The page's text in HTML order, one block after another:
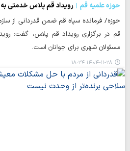
حوزه علمیه قم
رویداد قم پلاس خدمتی
حوزه/ فرمانده سپاه قم ضمن قدردانی از
قم در برگزاری رویداد قم پلاس، گفت:
مسئولان شهری برای جوانان است.
۱۴۰۴-۱۱-۲۸ ۱۸:۲۴